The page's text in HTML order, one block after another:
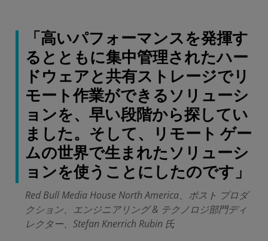
「高いパフォーマンスを発揮す
るとともに集中管理されたハー
ドウェアと共有ストレージでリ
モート作業ができるソリューシ
ョンを、早い段階から探してい
ました。そして、リモート ゲー
ムの世界で生まれたソリューシ
ョンを使うことにしたのです」
Red Bull Media House North America、ポスト プロダ
クション、エンジニアリング & テクノロジ部門ディ
レクター、Stefan Knerrich Rubin 氏